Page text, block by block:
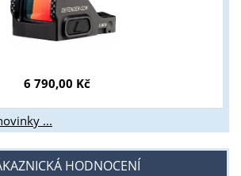
6 790,00 Kč
...
HODNOCENÍ